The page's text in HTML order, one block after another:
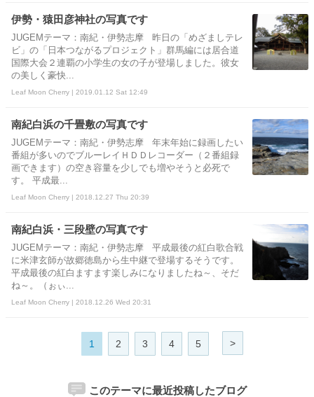
伊勢・猿田彦神社の写真です
JUGEMテーマ：南紀・伊勢志摩 昨日の「めざましテレ
ビ」の「日本つながるプロジェクト」群馬編には居合道
国際大会２連覇の小学生の女の子が登場しました。彼女
の美しく豪快...
Leaf Moon Cherry | 2019.01.12 Sat 12:49
南紀白浜の千畳敷の写真です
JUGEMテーマ：南紀・伊勢志摩 年末年始に録画したい
番組が多いのでブルーレイＨＤＤレコーダー（２番組録
画できます）の空き容量を少しでも増やそうと必死で
す。 平成最...
Leaf Moon Cherry | 2018.12.27 Thu 20:39
南紀白浜・三段壁の写真です
JUGEMテーマ：南紀・伊勢志摩 平成最後の紅白歌合戦
に米津玄師が故郷徳島から生中継で登場するそうです。
平成最後の紅白ますます楽しみになりましたね～、そだ
ね～。（ぉぃ...
Leaf Moon Cherry | 2018.12.26 Wed 20:31
1 2 3 4 5 >
このテーマに最近投稿したブログ